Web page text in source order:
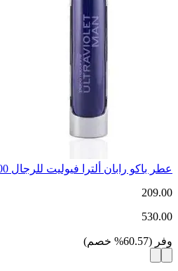
عطر باكو رابان ألترا فيوليت للرجال 100 مل
209.00
530.00
وفر (
60.57
% خصم)